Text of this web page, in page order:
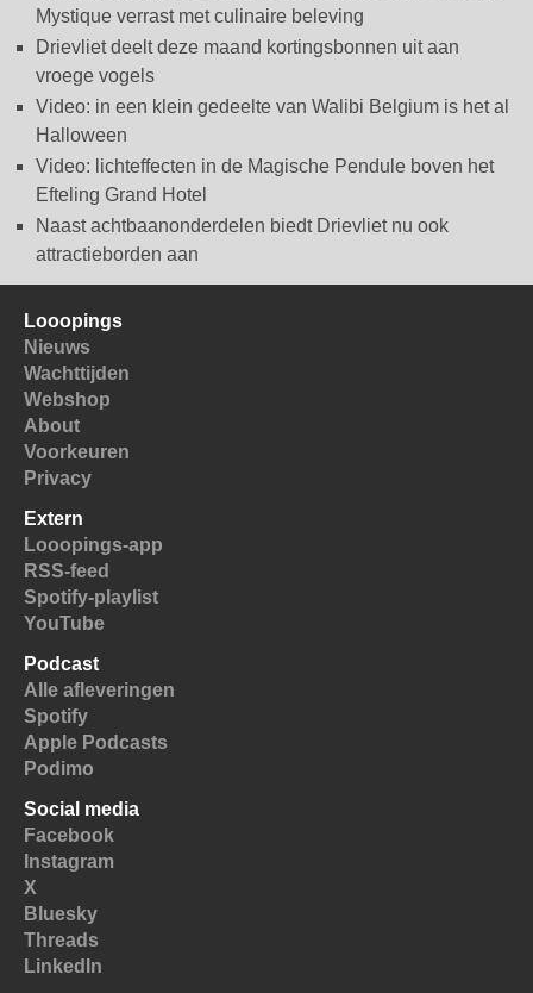
Mystique verrast met culinaire beleving
Drievliet deelt deze maand kortingsbonnen uit aan
vroege vogels
Video: in een klein gedeelte van Walibi Belgium is het al
Halloween
Video: lichteffecten in de Magische Pendule boven het
Efteling Grand Hotel
Naast achtbaanonderdelen biedt Drievliet nu ook
attractieborden aan
Looopings
Nieuws
Wachttijden
Webshop
About
Voorkeuren
Privacy
Extern
Looopings-app
RSS-feed
Spotify-playlist
YouTube
Podcast
Alle afleveringen
Spotify
Apple Podcasts
Podimo
Social media
Facebook
Instagram
X
Bluesky
Threads
LinkedIn